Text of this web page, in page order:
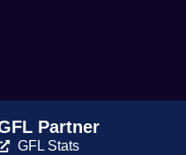
Partner
GFL Stats